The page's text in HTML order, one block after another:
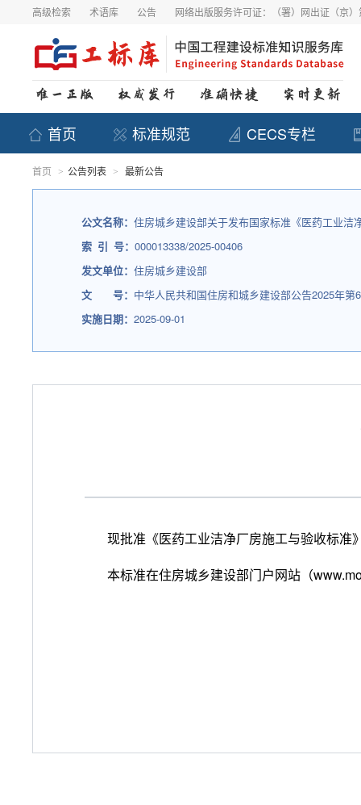
高级检索 术语库 公告 网络出版服务许可证：（署）网出证（京
首页 标准规范 CECS专栏
首页 > 公告列表 > 最新公告
公文名称： 住房城乡建设部关于发布国家标准《医药工业洁
索 引 号： 000013338/2025-00406
发文单位： 住房城乡建设部
文 号： 中华人民共和国住房和城乡建设部公告2025年第
实施日期： 2025-09-01
现批准《医药工业洁净厂房施工与验收标
本标准在住房城乡建设部门户网站（